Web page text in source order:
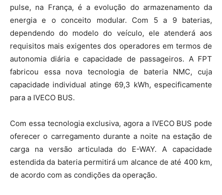
pulse, na França, é a evolução do armazenamento da
energia e o conceito modular. Com 5 a 9 baterias,
dependendo do modelo do veículo, ele atenderá aos
requisitos mais exigentes dos operadores em termos de
autonomia diária e capacidade de passageiros. A FPT
fabricou essa nova tecnologia de bateria NMC, cuja
capacidade individual atinge 69,3 kWh, especificamente
para a IVECO BUS.
Com essa tecnologia exclusiva, agora a IVECO BUS pode
oferecer o carregamento durante a noite na estação de
carga na versão articulada do E-WAY. A capacidade
estendida da bateria permitirá um alcance de até 400 km,
de acordo com as condições da operação.